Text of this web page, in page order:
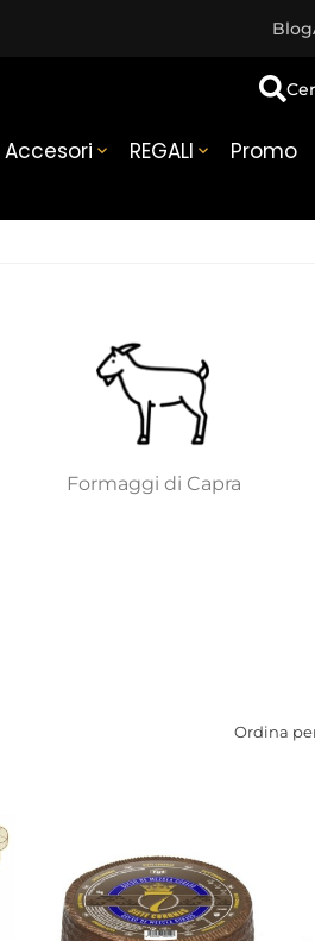
Blog
Accesori  REGALI  Promo
Formaggi di Capra
Ordina